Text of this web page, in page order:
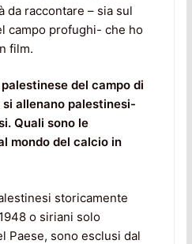
da raccontare – sia sul
campo profughi- che ho
film.
palestinese del campo di
allenano palestinesi-
Quali sono le
mondo del calcio in
storicamente
o siriani solo
Paese, sono esclusi dal